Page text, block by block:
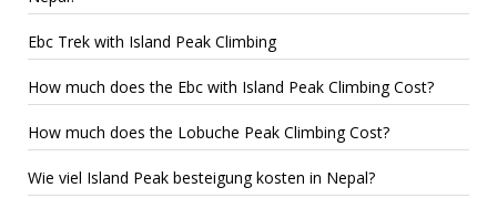
Ebc Trek with Island Peak Climbing
How much does the Ebc with Island Peak Climbing Cost?
How much does the Lobuche Peak Climbing Cost?
Wie viel Island Peak besteigung kosten in Nepal?